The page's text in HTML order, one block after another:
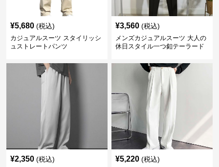
¥5,680 (税込)
カジュアルスーツ スタイリッシ
ュストレートパンツ
¥3,560 (税込)
メンズカジュアルスーツ 大人の
休日スタイル一つ釦テーラード
¥2,350 (税込) ¥5,220 (税込)